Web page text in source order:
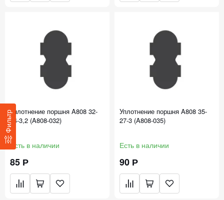
ФильтрУплотнение поршня A808 32-
24-3,2 (A808-032)
Есть в наличии
85 Р
Уплотнение поршня A808 35-
27-3 (A808-035)
Есть в наличии
90 Р